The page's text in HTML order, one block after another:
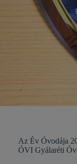
Az Év Óvodája
ÓVI Gyálaréti